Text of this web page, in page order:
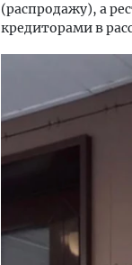
(распродажу), а
кредиторами в